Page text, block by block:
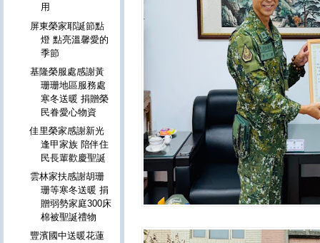
用
屏東榮家耶誕節點
燈 點亮溫馨愛的
季節
基隆榮服處感謝黃
珊珊地區服務處
寒冬送暖 捐贈榮
民眷愛心物資
佳里榮家感謝新光
逢甲家族 陪伴住
民長輩歡慶聖誕
雲林家扶感謝胡珊
珊等寒冬送暖 捐
贈弱勢家庭300床
棉被聖誕禮物
豐濱國中送暖花蓮